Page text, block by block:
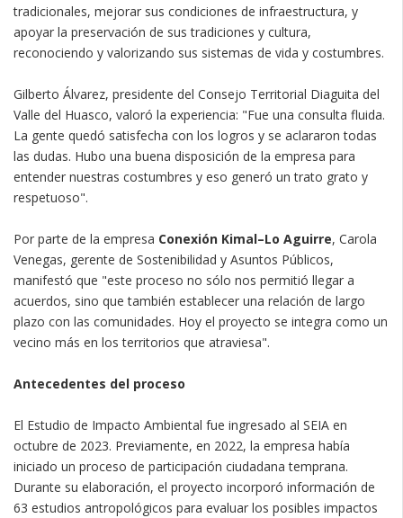
tradicionales, mejorar sus condiciones de infraestructura, y
apoyar la preservación de sus tradiciones y cultura,
reconociendo y valorizando sus sistemas de vida y costumbres.
Gilberto Álvarez, presidente del Consejo Territorial Diaguita del
Valle del Huasco, valoró la experiencia: "Fue una consulta fluida.
La gente quedó satisfecha con los logros y se aclararon todas
las dudas. Hubo una buena disposición de la empresa para
entender nuestras costumbres y eso generó un trato grato y
respetuoso".
Por parte de la empresa Conexión Kimal–Lo Aguirre, Carola
Venegas, gerente de Sostenibilidad y Asuntos Públicos,
manifestó que "este proceso no sólo nos permitió llegar a
acuerdos, sino que también establecer una relación de largo
plazo con las comunidades. Hoy el proyecto se integra como un
vecino más en los territorios que atraviesa".
Antecedentes del proceso
El Estudio de Impacto Ambiental fue ingresado al SEIA en
octubre de 2023. Previamente, en 2022, la empresa había
iniciado un proceso de participación ciudadana temprana.
Durante su elaboración, el proyecto incorporó información de
63 estudios antropológicos para evaluar los posibles impactos